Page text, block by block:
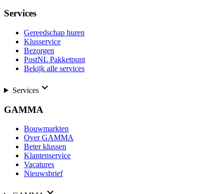
Services
Gereedschap huren
Klusservice
Bezorgen
PostNL Pakketpunt
Bekijk alle services
Services
GAMMA
Bouwmarkten
Over GAMMA
Beter klussen
Klantenservice
Vacatures
Nieuwsbrief